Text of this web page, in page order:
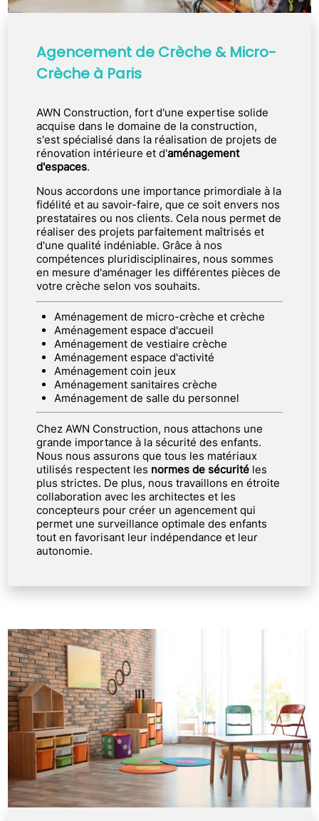
Agencement de Crèche & Micro-
Crèche à Paris
AWN Construction, fort d'une expertise solide
acquise dans le domaine de la construction,
s'est spécialisé dans la réalisation de projets de
rénovation intérieure et d'aménagement
d'espaces.
Nous accordons une importance primordiale à la
fidélité et au savoir-faire, que ce soit envers nos
prestataires ou nos clients. Cela nous permet de
réaliser des projets parfaitement maîtrisés et
d'une qualité indéniable. Grâce à nos
compétences pluridisciplinaires, nous sommes
en mesure d'aménager les différentes pièces de
votre crèche selon vos souhaits.
Aménagement de micro-crèche et crèche
Aménagement espace d'accueil
Aménagement de vestiaire crèche
Aménagement espace d'activité
Aménagement coin jeux
Aménagement sanitaires crèche
Aménagement de salle du personnel
Chez AWN Construction, nous attachons une
grande importance à la sécurité des enfants.
Nous nous assurons que tous les matériaux
utilisés respectent les normes de sécurité les
plus strictes. De plus, nous travaillons en étroite
collaboration avec les architectes et les
concepteurs pour créer un agencement qui
permet une surveillance optimale des enfants
tout en favorisant leur indépendance et leur
autonomie.